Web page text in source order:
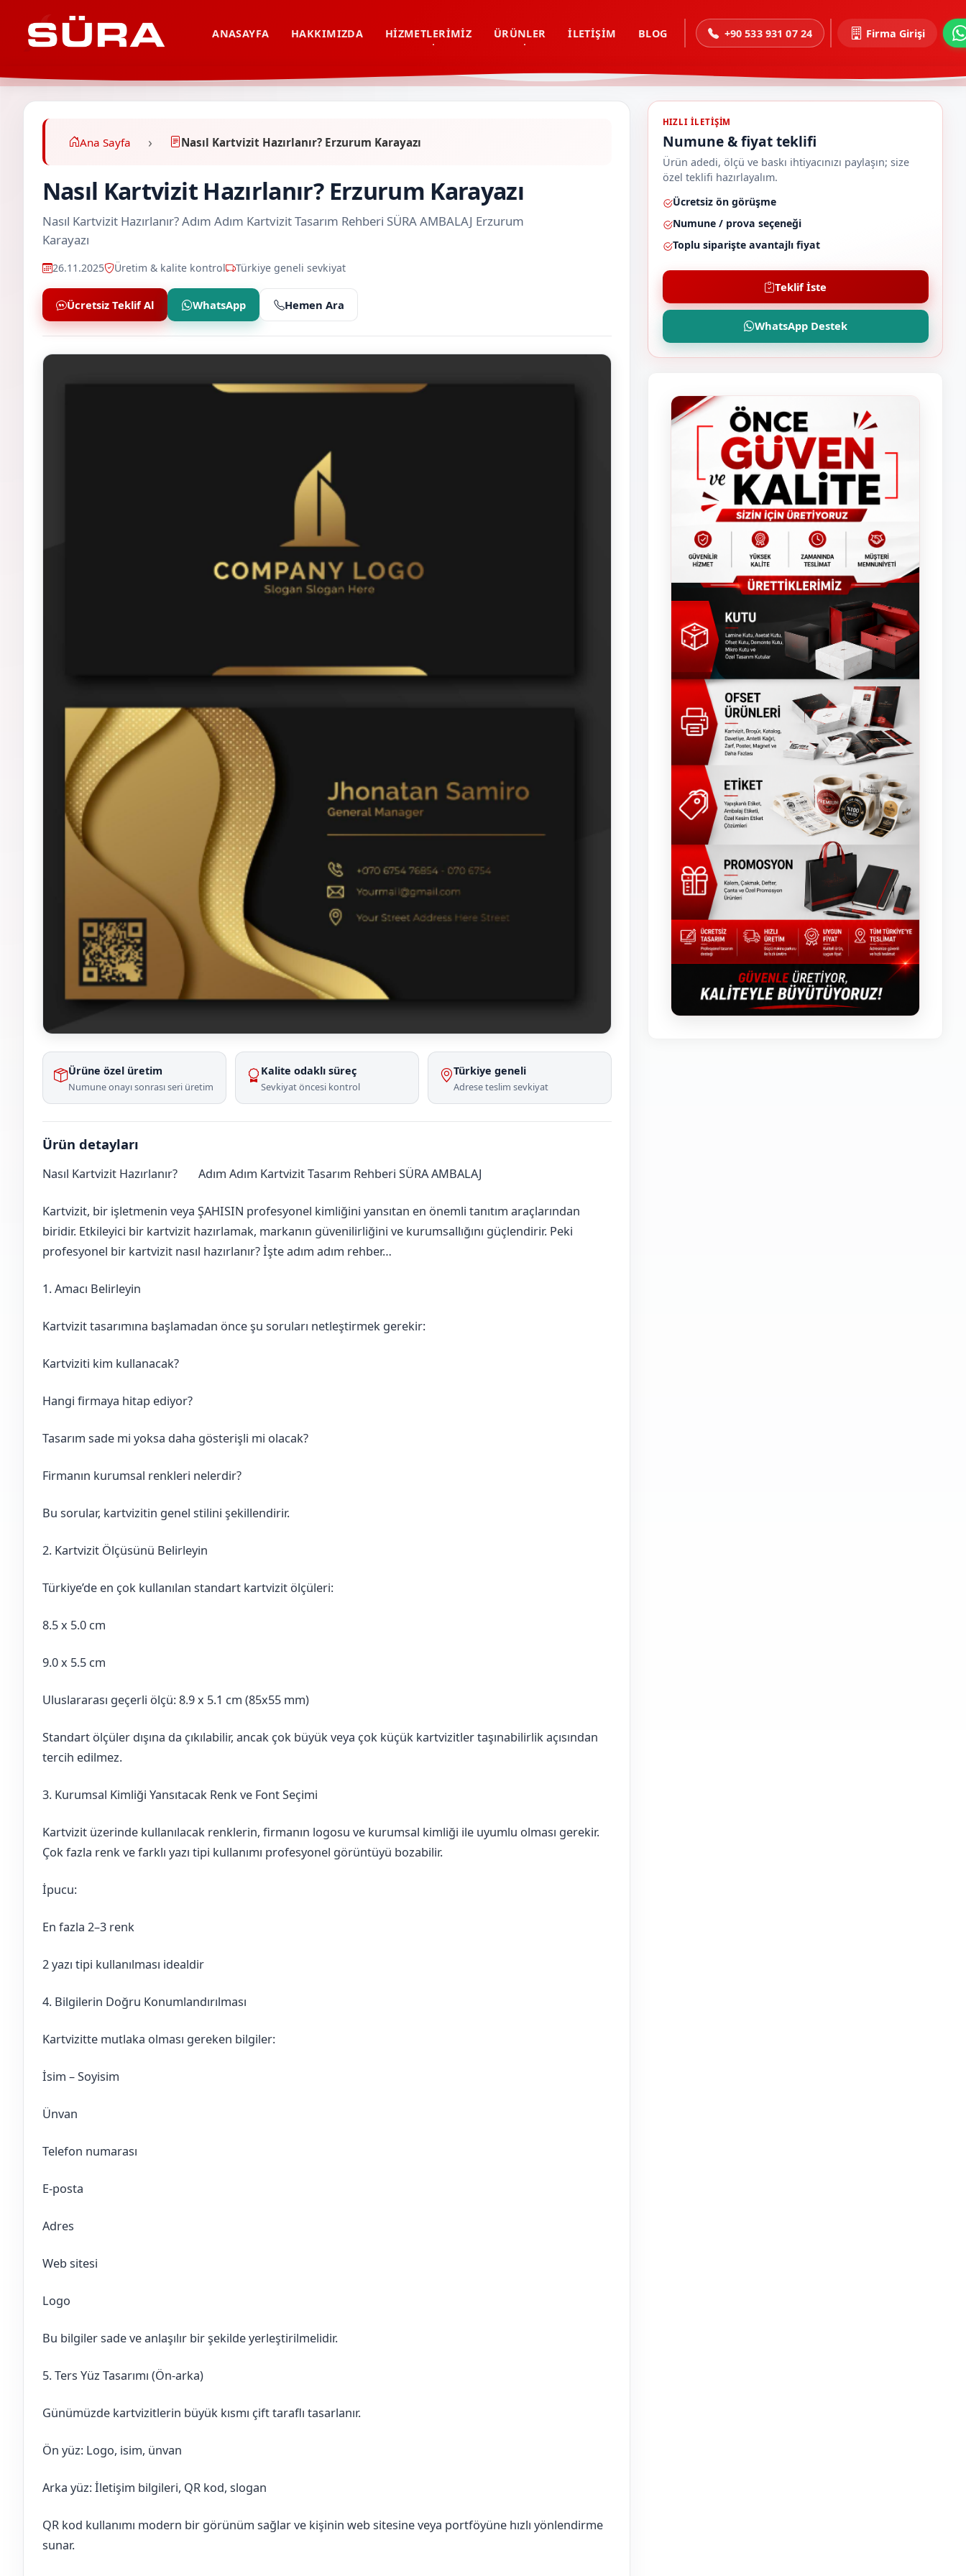
ANASAYFA HAKKIMIZDA HIZMETLERIMIZ ÜRÜNLER İLETIŞIM BLOG +90 533 931 07 24 Firma Girişi
Ana Sayfa Nasıl Kartvizit Hazırlanır? Erzurum Karayazı
Nasıl Kartvizit Hazırlanır? Erzurum Karayazı
Nasıl Kartvizit Hazırlanır? Adım Adım Kartvizit Tasarım Rehberi SÜRA AMBALAJ Erzurum
Karayazı
26.11.2025 Üretim & kalite kontrol Türkiye geneli sevkiyat
Ücretsiz Teklif Al WhatsApp Hemen Ara
Ürüne özel üretim
Numune onayı sonrası seri üretim
Kalite odaklı süreç
Sevkiyat öncesi kontrol
Türkiye geneli
Adrese teslim sevkiyat
Ürün detayları
Nasıl Kartvizit Hazırlanır? Adım Adım Kartvizit Tasarım Rehberi SÜRA AMBALAJ
Kartvizit, bir işletmenin veya ŞAHISIN profesyonel kimliğini yansıtan en önemli tanıtım araçlarından
biridir. Etkileyici bir kartvizit hazırlamak, markanın güvenilirliğini ve kurumsallığını güçlendirir. Peki
profesyonel bir kartvizit nasıl hazırlanır? İşte adım adım rehber…
1. Amacı Belirleyin
Kartvizit tasarımına başlamadan önce şu soruları netleştirmek gerekir:
Kartviziti kim kullanacak?
Hangi firmaya hitap ediyor?
Tasarım sade mi yoksa daha gösterişli mi olacak?
Firmanın kurumsal renkleri nelerdir?
Bu sorular, kartvizitin genel stilini şekillendirir.
2. Kartvizit Ölçüsünü Belirleyin
Türkiye’de en çok kullanılan standart kartvizit ölçüleri:
8.5 x 5.0 cm
9.0 x 5.5 cm
Uluslararası geçerli ölçü: 8.9 x 5.1 cm (85x55 mm)
Standart ölçüler dışına da çıkılabilir, ancak çok büyük veya çok küçük kartvizitler taşınabilirlik açısından
tercih edilmez.
3. Kurumsal Kimliği Yansıtacak Renk ve Font Seçimi
Kartvizit üzerinde kullanılacak renklerin, firmanın logosu ve kurumsal kimliği ile uyumlu olması gerekir.
Çok fazla renk ve farklı yazı tipi kullanımı profesyonel görüntüyü bozabilir.
İpucu:
En fazla 2–3 renk
2 yazı tipi kullanılması idealdir
4. Bilgilerin Doğru Konumlandırılması
Kartvizitte mutlaka olması gereken bilgiler:
İsim – Soyisim
Ünvan
Telefon numarası
E-posta
Adres
Web sitesi
Logo
Bu bilgiler sade ve anlaşılır bir şekilde yerleştirilmelidir.
5. Ters Yüz Tasarımı (Ön-arka)
Günümüzde kartvizitlerin büyük kısmı çift taraflı tasarlanır.
Ön yüz: Logo, isim, ünvan
Arka yüz: İletişim bilgileri, QR kod, slogan
QR kod kullanımı modern bir görünüm sağlar ve kişinin web sitesine veya portföyüne hızlı yönlendirme
sunar.
HIZLI ILETIŞIM
Numune & fiyat teklifi
Ürün adedi, ölçü ve baskı ihtiyacınızı paylaşın; size
özel teklifi hazırlayalım.
Ücretsiz ön görüşme
Numune / prova seçeneği
Toplu siparişte avantajlı fiyat
Teklif İste
WhatsApp Destek